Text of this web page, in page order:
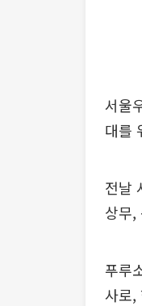
서울
대를
전날
상무,
푸루
사로,